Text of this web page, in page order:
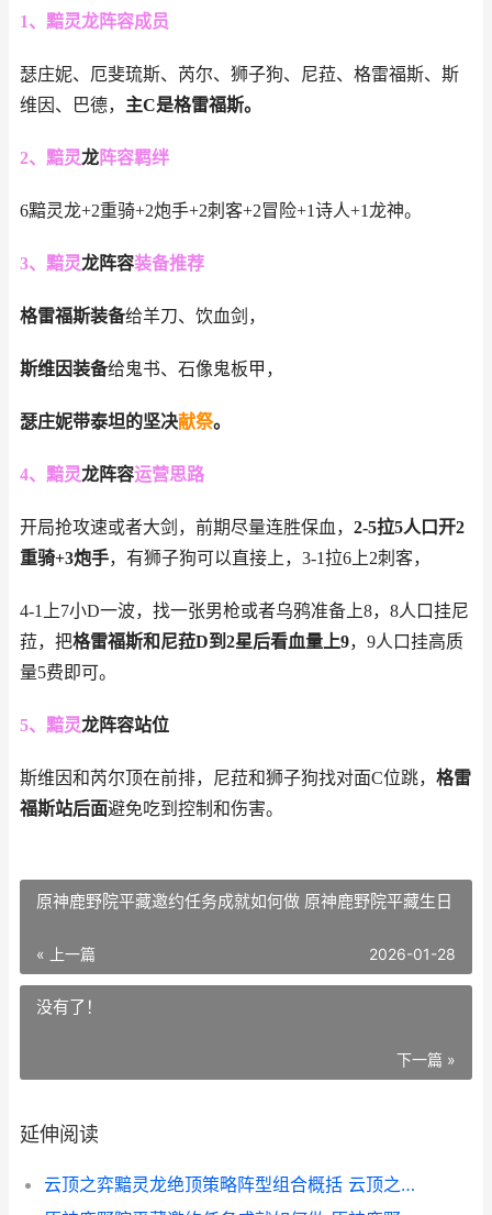
1、黯灵龙阵容成员
瑟庄妮、厄斐琉斯、芮尔、狮子狗、尼菈、格雷福斯、斯
维因、巴德， 主C是格雷福斯。
2、黯灵龙阵容羁绊
6黯灵龙+2重骑+2炮手+2刺客+2冒险+1诗人+1龙神。
3、黯灵龙阵容装备推荐
格雷福斯装备给羊刀、饮血剑，
斯维因装备给鬼书、石像鬼板甲，
瑟庄妮带泰坦的坚决献祭。
4、黯灵龙阵容运营思路
开局抢攻速或者大剑，前期尽量连胜保血， 2-5拉5人口开2
重骑+3炮手，有狮子狗可以直接上，3-1拉6上2刺客，
4-1上7小D一波，找一张男枪或者乌鸦准备上8，8人口挂尼
菈，把格雷福斯和尼菈D到2星后看血量上9，9人口挂高质
量5费即可。
5、黯灵龙阵容站位
斯维因和芮尔顶在前排，尼菈和狮子狗找对面C位跳， 格雷
福斯站后面避免吃到控制和伤害。
原神鹿野院平藏邀约任务成就如何做 原神鹿野院平藏生日
« 上一篇 2026-01-28
没有了！
下一篇 »
延伸阅读
云顶之弈黯灵龙绝顶策略阵型组合概括 云顶之奕黑暗青龙刀